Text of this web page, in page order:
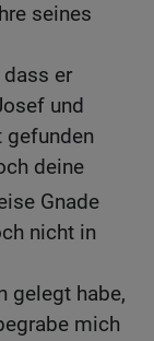
seines
dass er
und
gefunden
deine
Gnade
nicht in
gelegt habe,
mich